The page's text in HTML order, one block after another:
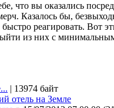
что вы оказались
Казалось бы,
быстро реагировать. Вот
из них с
| 13974 байт
отель на Земле